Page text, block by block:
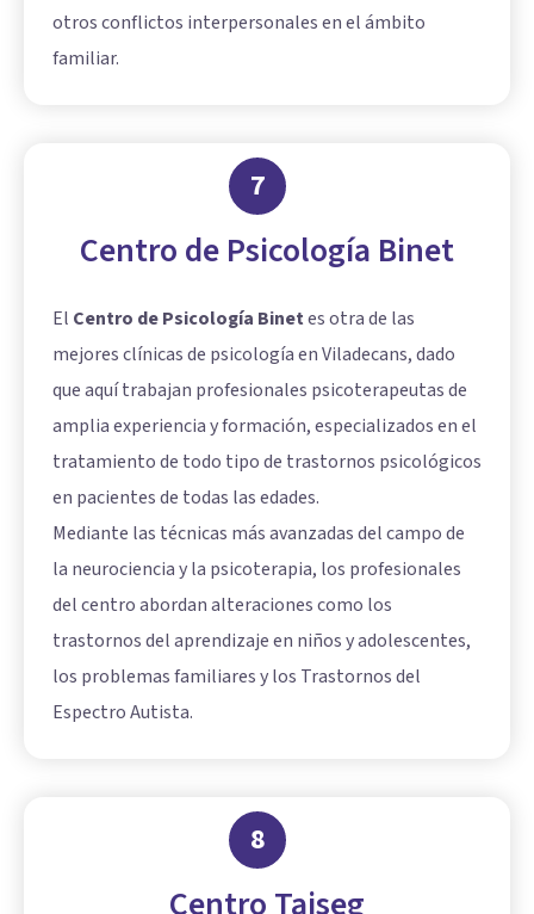
otros conflictos interpersonales en el ámbito
familiar.
7
Centro de Psicología Binet
El Centro de Psicología Binetes otra de las
mejores clínicas de psicología en Viladecans, dado
que aquí trabajan profesionales psicoterapeutas de
amplia experiencia y formación, especializados en el
tratamiento de todo tipo de trastornos psicológicos
en pacientes de todas las edades.
Mediante las técnicas más avanzadas del campo de
la neurociencia y la psicoterapia, los profesionales
del centro abordan alteraciones como los
trastornos del aprendizaje en niños y adolescentes,
los problemas familiares y los Trastornos del
Espectro Autista.
8
Centro Taiseg